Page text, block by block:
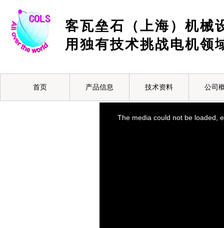
客瓦垒石（上海）机械
用独有技术挑战电机领
首页 产品信息 技术资料 公司